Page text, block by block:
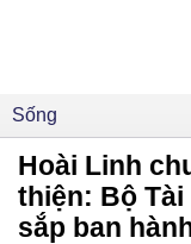
Sống
Hoài Linh
thiện: Bộ
sắp ban